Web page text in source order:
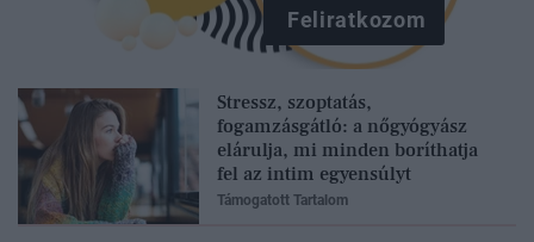
Feliratkozom
Stressz, szoptatás,
fogamzásgátló: a nőgyógyász
elárulja, mi minden boríthatja
fel az intim egyensúlyt
Támogatott Tartalom